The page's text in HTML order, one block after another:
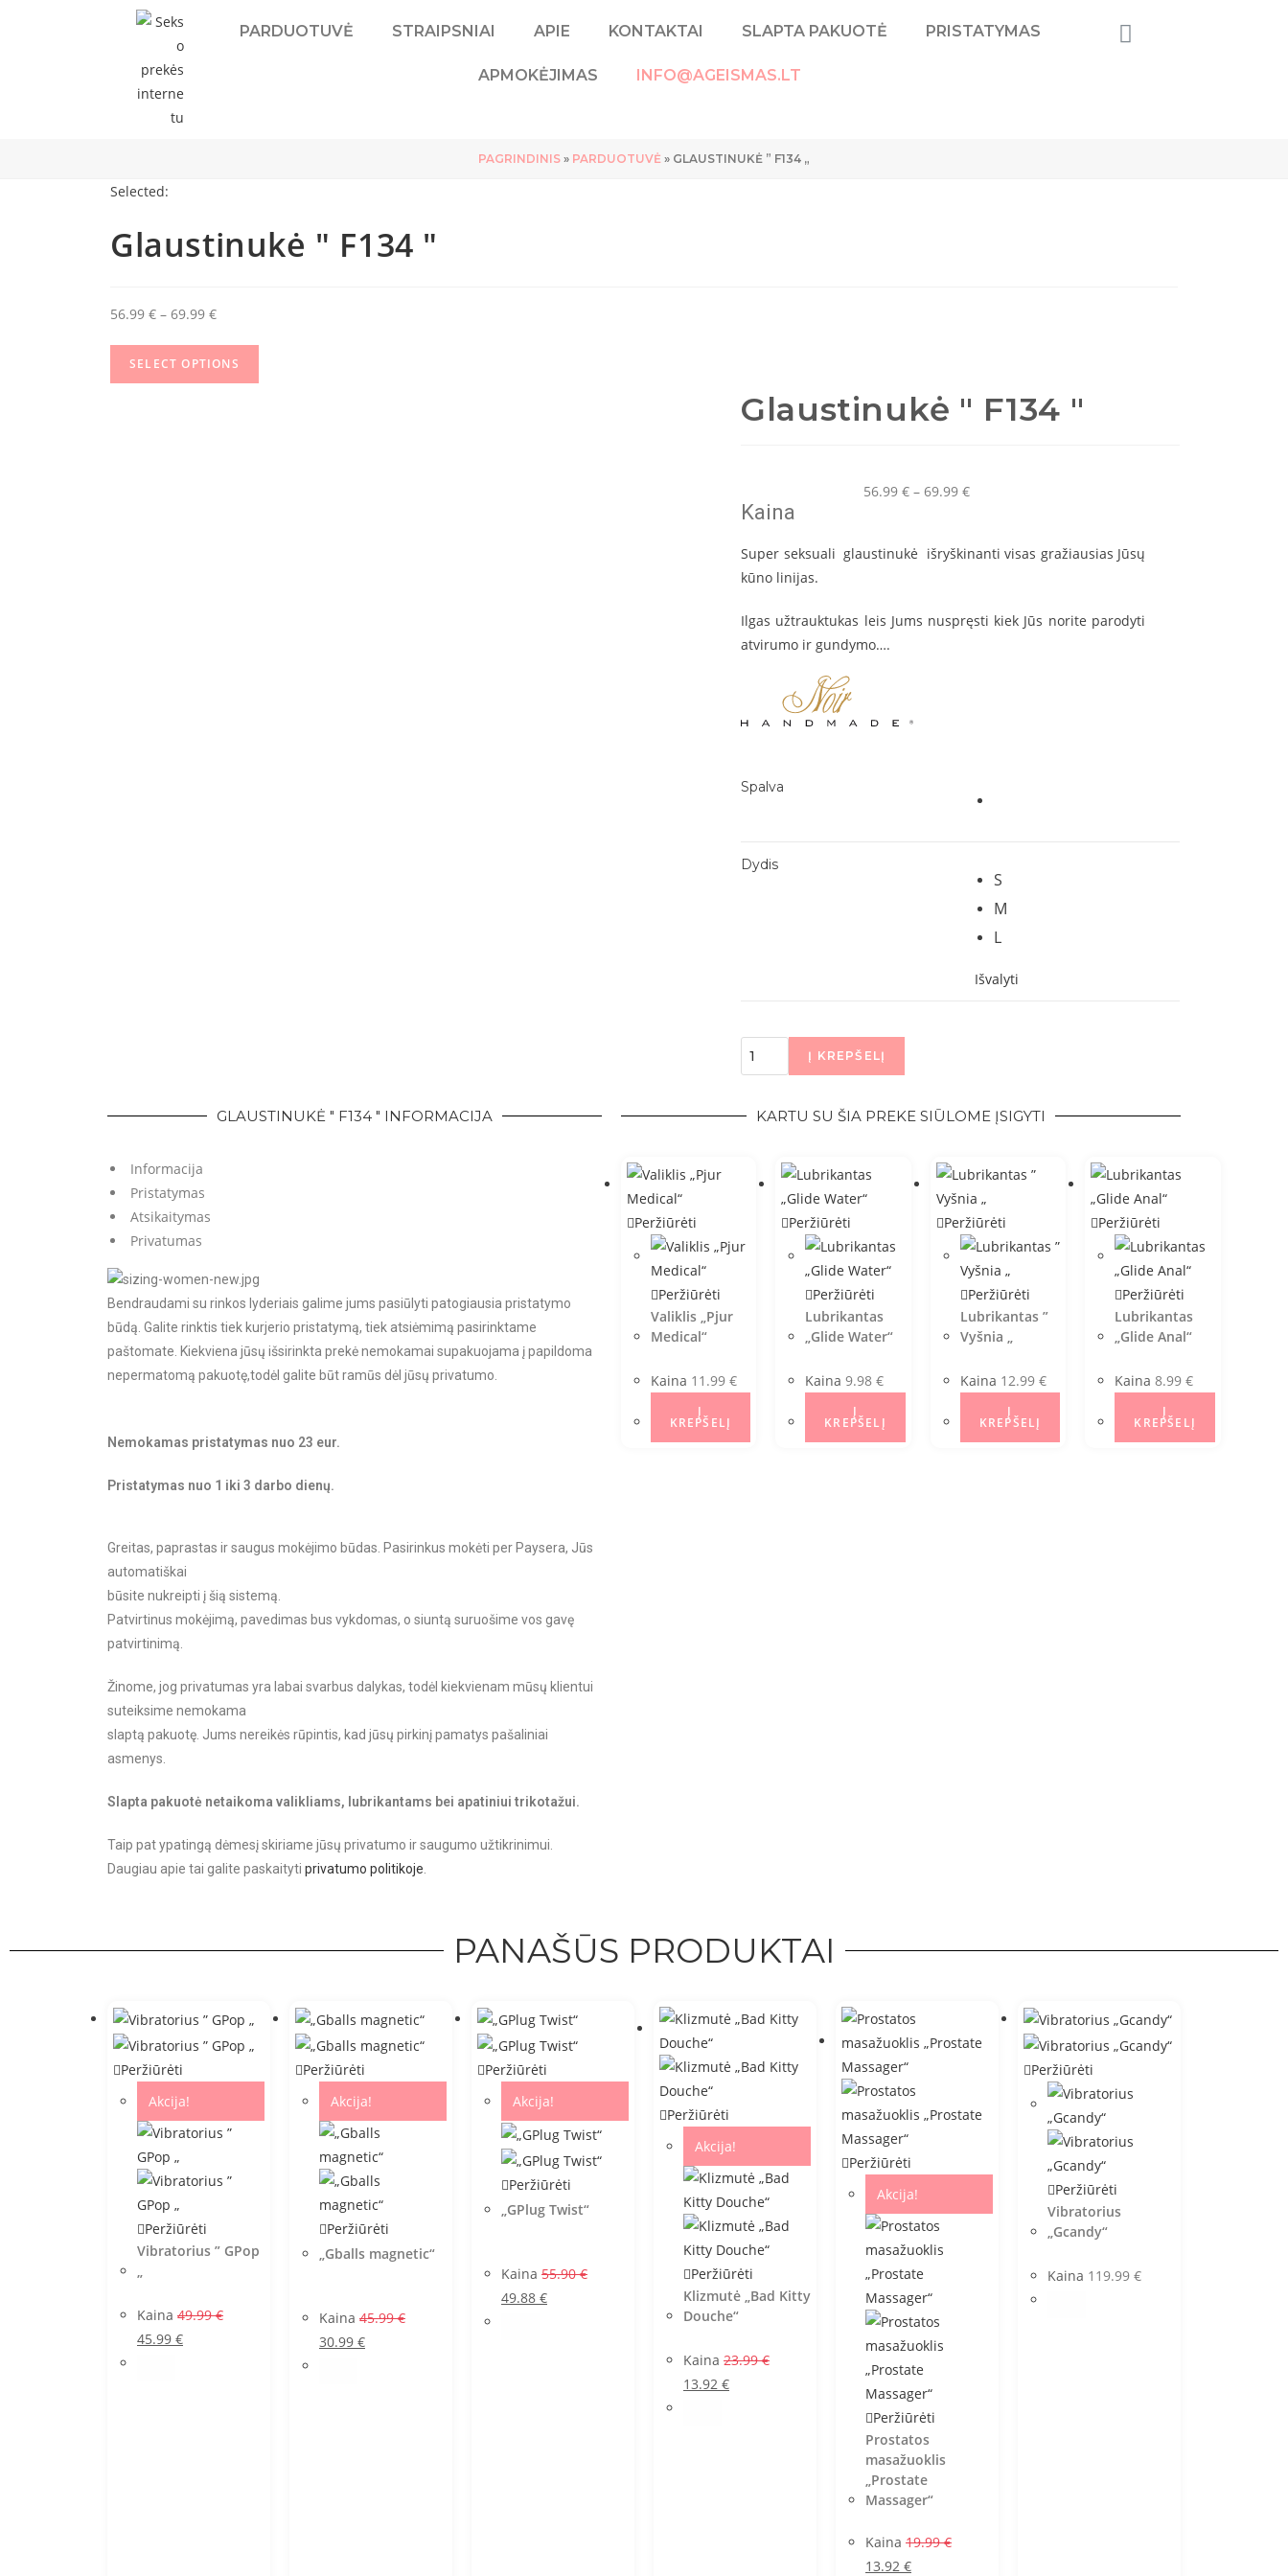
PARDUOTUVĖ STRAIPSNIAI APIE KONTAKTAI SLAPTA PAKUOTĖ PRISTATYMAS
APMOKĖJIMAS INFO@AGEISMAS.LT
PAGRINDINIS » PARDUOTUVĖ » GLAUSTINUKĖ ” F134 „
Selected:
Glaustinukė " F134 "
56.99 € – 69.99 €
SELECT OPTIONS
Glaustinukė " F134 "
Kaina
56.99 €– 69.99 €
Super seksuali glaustinukė išryškinanti visas gražiausias Jūsų
kūno linijas.
Ilgas užtrauktukas leis Jums nuspręsti kiek Jūs norite parodyti
atvirumo ir gundymo….
Spalva
Dydis
S
M
L
Išvalyti
Į KREPŠELĮ
GLAUSTINUKĖ " F134 " INFORMACIJA
Informacija
Pristatymas
Atsikaitymas
Privatumas
Bendraudami su rinkos lyderiais galime jums pasiūlyti patogiausia pristatymo
būdą. Galite rinktis tiek kurjerio pristatymą, tiek atsiėmimą pasirinktame
paštomate. Kiekviena jūsų išsirinkta prekė nemokamai supakuojama į papildoma
nepermatomą pakuotę,todėl galite būt ramūs dėl jūsų privatumo.
Nemokamas pristatymas nuo 23 eur.
Pristatymas nuo 1 iki 3 darbo dienų.
Greitas, paprastas ir saugus mokėjimo būdas. Pasirinkus mokėti per Paysera, Jūs
automatiškai
būsite nukreipti į šią sistemą.
Patvirtinus mokėjimą, pavedimas bus vykdomas, o siuntą suruošime vos gavę
patvirtinimą.
Žinome, jog privatumas yra labai svarbus dalykas, todėl kiekvienam mūsų klientui
suteiksime nemokama
slaptą pakuotę. Jums nereikės rūpintis, kad jūsų pirkinį pamatys pašaliniai
asmenys.
Slapta pakuotė netaikoma valikliams, lubrikantams bei apatiniui trikotažui.
Taip pat ypatingą dėmesį skiriame jūsų privatumo ir saugumo užtikrinimui.
Daugiau apie tai galite paskaityti privatumo politikoje
KARTU SU ŠIA PREKE SIŪLOME ĮSIGYTI
Peržiūrėti
Peržiūrėti
Valiklis „Pjur
Medical“
Kaina 11.99 €
Į
KREPŠELĮ
Peržiūrėti
Peržiūrėti
Lubrikantas
„Glide Water“
Kaina9.98€
Į
KREPŠELĮ
Peržiūrėti
Peržiūrėti
Lubrikantas ”
Vyšnia „
Kaina 12.99 €
Į
KREPŠELĮ
Peržiūrėti
Peržiūrėti
Lubrikantas
„Glide Anal“
Kaina8.99€
Į
KREPŠELĮ
PANAŠŪS PRODUKTAI
Peržiūrėti
Akcija!
Peržiūrėti
Vibratorius ” GPop
„
Kaina 49.99€
45.99 €
Peržiūrėti
Akcija!
Peržiūrėti
„Gballs magnetic“
Kaina 45.99€
30.99 €
Peržiūrėti
Akcija!
Peržiūrėti
„GPlug Twist“
Kaina 55.90€
49.88 €
Peržiūrėti
Akcija!
Peržiūrėti
Klizmutė „Bad Kitty
Douche“
Kaina 23.99€
13.92 €
Peržiūrėti
Akcija!
Peržiūrėti
Prostatos
masažuoklis
„Prostate
Massager“
Kaina 19.99€
13.92 €
Peržiūrėti
Peržiūrėti
Vibratorius
„Gcandy“
Kaina 119.99 €